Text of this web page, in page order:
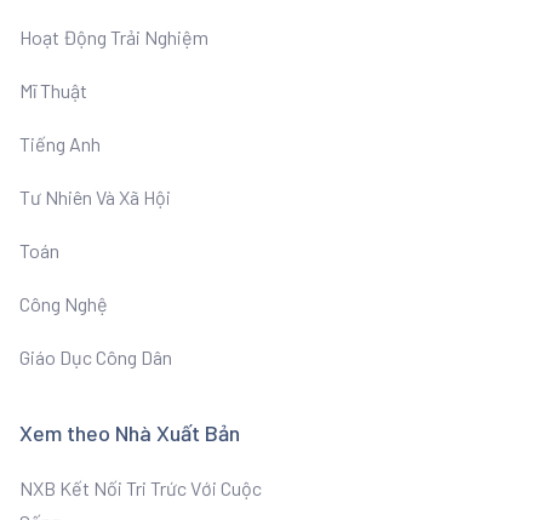
Hoạt Động Trải Nghiệm
Mĩ Thuật
Tiếng Anh
Tư Nhiên Và Xã Hội
Toán
Công Nghệ
Giáo Dục Công Dân
Xem theo Nhà Xuất Bản
NXB Kết Nối Tri Trức Với Cuộc